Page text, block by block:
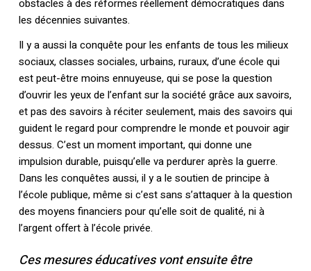
obstacles à des réformes réellement démocratiques dans
les décennies suivantes.
Il y a aussi la conquête pour les enfants de tous les milieux
sociaux, classes sociales, urbains, ruraux, d’une école qui
est peut-être moins ennuyeuse, qui se pose la question
d’ouvrir les yeux de l’enfant sur la société grâce aux savoirs,
et pas des savoirs à réciter seulement, mais des savoirs qui
guident le regard pour comprendre le monde et pouvoir agir
dessus. C’est un moment important, qui donne une
impulsion durable, puisqu’elle va perdurer après la guerre.
Dans les conquêtes aussi, il y a le soutien de principe à
l’école publique, même si c’est sans s’attaquer à la question
des moyens financiers pour qu’elle soit de qualité, ni à
l’argent offert à l’école privée.
Ces mesures éducatives vont ensuite être